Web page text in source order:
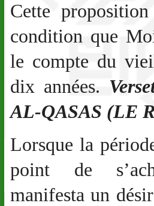
Cette
condition que
le compte du
dix années.
AL-QASAS (LE
Lorsque la
point de
manifesta un